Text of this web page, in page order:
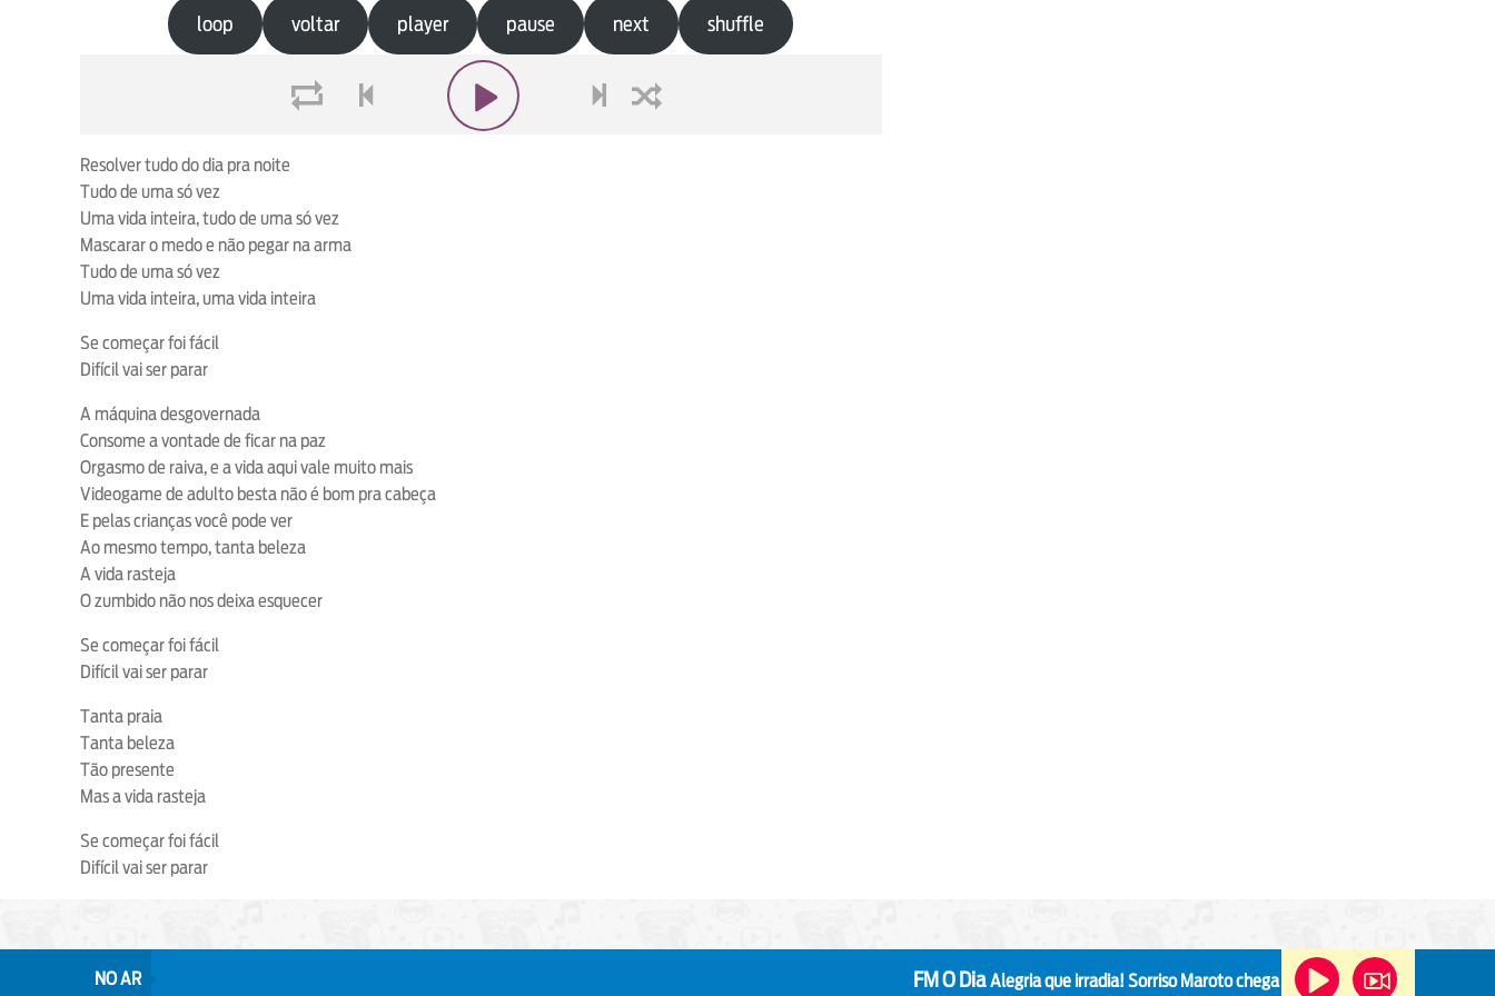
loop voltar player pause next shuffle
Resolver tudo do dia pra noite
Tudo de uma só vez
Uma vida inteira, tudo de uma só vez
Mascarar o medo e não pegar na arma
Tudo de uma só vez
Uma vida inteira, uma vida inteira
Se começar foi fácil
Difícil vai ser parar
A máquina desgovernada
Consome a vontade de ficar na paz
Orgasmo de raiva, e a vida aqui vale muito mais
Videogame de adulto besta não é bom pra cabeça
E pelas crianças você pode ver
Ao mesmo tempo, tanta beleza
A vida rasteja
O zumbido não nos deixa esquecer
Se começar foi fácil
Difícil vai ser parar
Tanta praia
Tanta beleza
Tão presente
Mas a vida rasteja
Se começar foi fácil
Difícil vai ser parar
NO AR FM O DiaAlegria que irradia!Sorriso Maroto chega em Niterói com a turnê "Sorriso Eu